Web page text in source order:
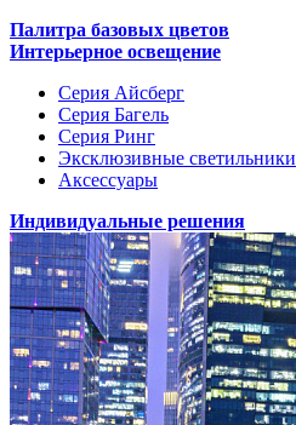
Палитра базовых цветов
Интерьерное освещение
Серия Айсберг
Серия Багель
Серия Ринг
Эксклюзивные светильники
Аксессуары
Индивидуальные решения